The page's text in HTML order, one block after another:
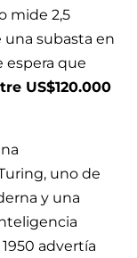
mide 2,5
una subasta en
espera que
US$120.000
uno de
y una
advertía